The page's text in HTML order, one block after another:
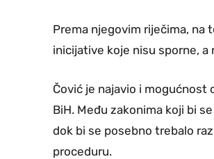
Prema njegovim riječima, na
inicijative koje nisu sporne, a
Čović je najavio i
BiH. Među zakonima koji bi
dok bi se posebno trebalo
proceduru.